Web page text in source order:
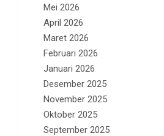
Mei 2026
April 2026
Maret 2026
Februari 2026
Januari 2026
Desember 2025
November 2025
Oktober 2025
September 2025